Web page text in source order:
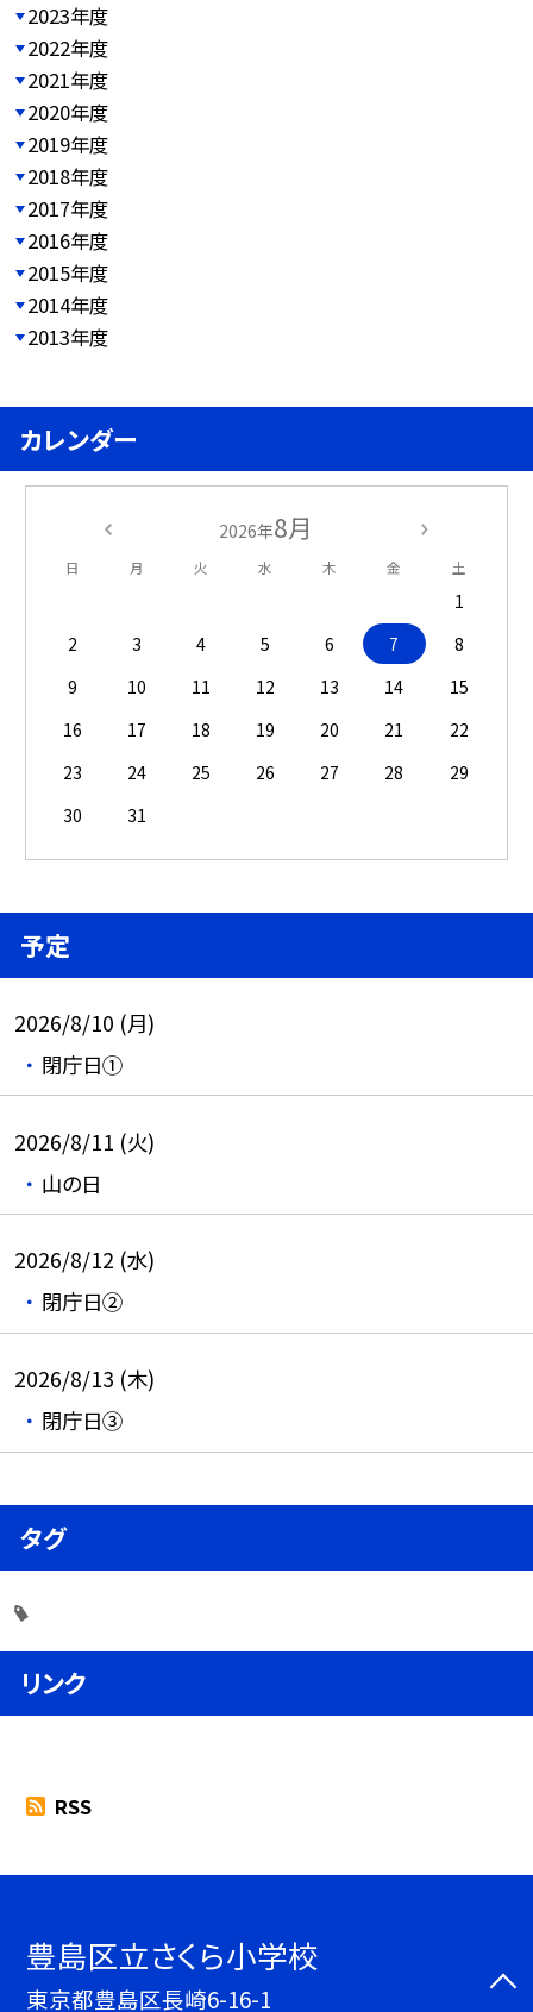
2023年度
2022年度
2021年度
2020年度
2019年度
2018年度
2017年度
2016年度
2015年度
2014年度
2013年度
カレンダー
2026年8月
日 月 火 水 木 金 土
1
2
3 4 5 6 7
8
9
10 11 12 13 14
15
16
17 18 19 20 21
22
23
24 25 26 27 28
29
30
31
予定
2026/8/10 (月)
閉庁日①
2026/8/11 (火)
山の日
2026/8/12 (水)
閉庁日②
2026/8/13 (木)
閉庁日③
タグ
リンク
RSS
豊島区立さくら小学校
東京都豊島区長崎6-16-1